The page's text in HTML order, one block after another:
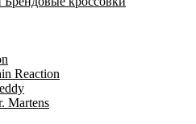
Reaction
Martens